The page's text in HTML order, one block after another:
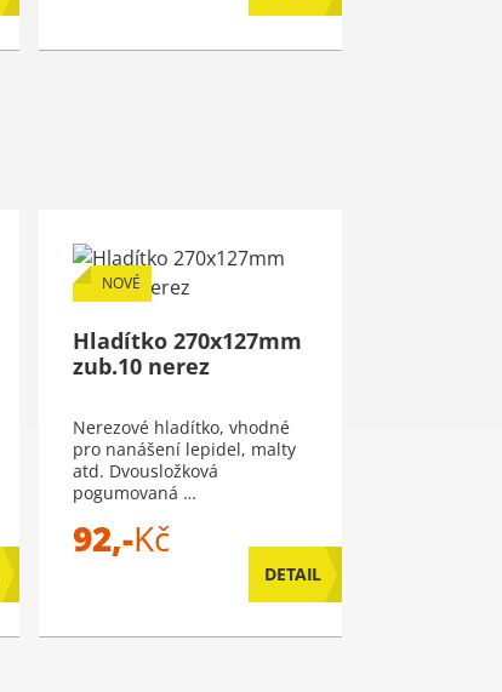
NOVÉ
Hladítko 270x127mm
zub.10 nerez
Nerezové hladítko, vhodné
pro nanášení lepidel, malty
atd. Dvousložková
pogumovaná …
92,-Kč
DETAIL